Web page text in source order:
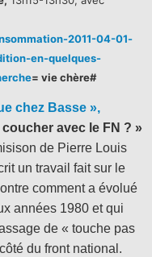
2011-04-01-
en-quelques-
= vie chère#
chez Basse »,
avec le FN ? »
de Pierre Louis
un travail fait sur le
comment a évolué
années 1980 et qui
de « touche pas
du front national.